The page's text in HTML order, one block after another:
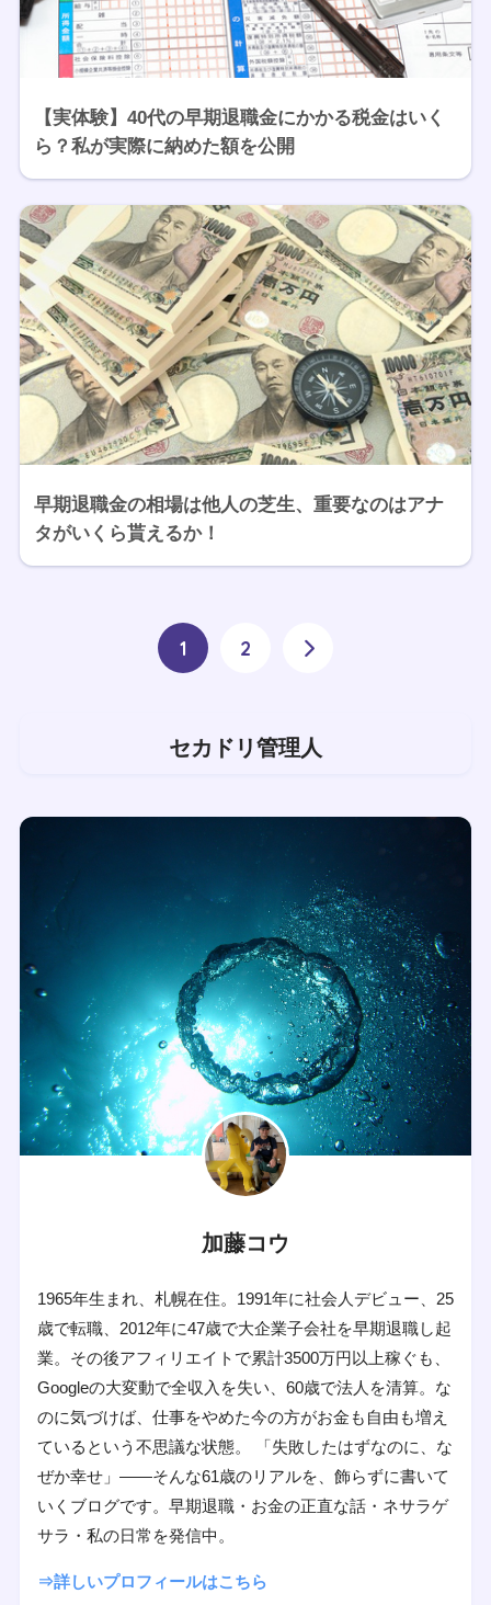
【実体験】40代の早期退職金にかかる税金はいく
ら？私が実際に納めた額を公開
早期退職金の相場は他人の芝生、重要なのはアナ
タがいくら貰えるか！
1 2
セカドリ管理人
加藤コウ
1965年生まれ、札幌在住。1991年に社会人デビュー、25
歳で転職、2012年に47歳で大企業子会社を早期退職し起
業。その後アフィリエイトで累計3500万円以上稼ぐも、
Googleの大変動で全収入を失い、60歳で法人を清算。な
のに気づけば、仕事をやめた今の方がお金も自由も増え
ているという不思議な状態。 「失敗したはずなのに、な
ぜか幸せ」——そんな61歳のリアルを、飾らずに書いて
いくブログです。早期退職・お金の正直な話・ネサラゲ
サラ・私の日常を発信中。
⇒詳しいプロフィールはこちら